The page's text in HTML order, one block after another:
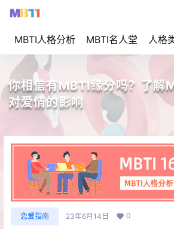
MBTI人格分析 MBTI名人堂 人格
你相信有MBTI缘分吗？了解
对爱情的影响
恋爱指南 23年6月14日 0